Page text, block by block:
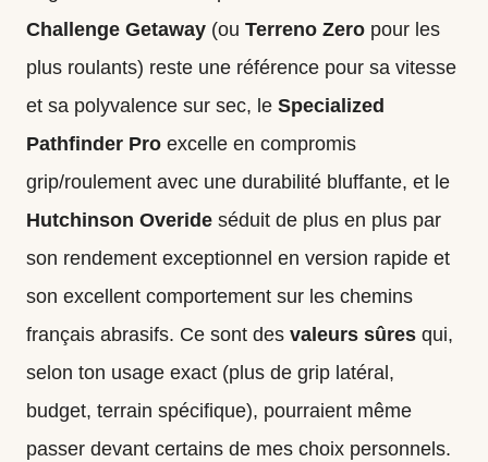
Challenge Getaway (ou Terreno Zero pour les
plus roulants) reste une référence pour sa vitesse
et sa polyvalence sur sec, le Specialized
Pathfinder Pro excelle en compromis
grip/roulement avec une durabilité bluffante, et le
Hutchinson Overide séduit de plus en plus par
son rendement exceptionnel en version rapide et
son excellent comportement sur les chemins
français abrasifs. Ce sont des valeurs sûres qui,
selon ton usage exact (plus de grip latéral,
budget, terrain spécifique), pourraient même
passer devant certains de mes choix personnels.